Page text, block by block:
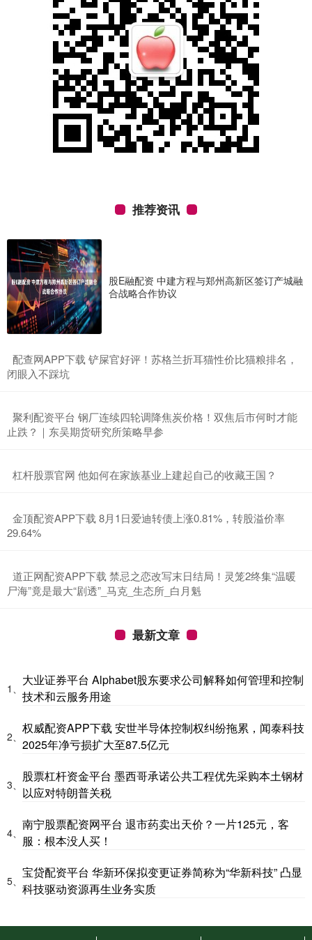
推荐资讯
股E融配资 中建方程与郑州高新区签订产城融
合战略合作协议
​配查网APP下载 铲屎官好评！苏格兰折耳猫性价比猫粮排名，
闭眼入不踩坑
​聚利配资平台 钢厂连续四轮调降焦炭价格！双焦后市何时才能
止跌？｜东吴期货研究所策略早参
​杠杆股票官网 他如何在家族基业上建起自己的收藏王国？
​金顶配资APP下载 8月1日爱迪转债上涨0.81%，转股溢价率
29.64%
​道正网配资APP下载 禁忌之恋改写末日结局！灵笼2终集“温暖
尸海”竟是最大“剧透”_马克_生态所_白月魁
最新文章
1、
大业证券平台 Alphabet股东要求公司解释如何管理和控制
技术和云服务用途
2、
权威配资APP下载 安世半导体控制权纠纷拖累，闻泰科技
2025年净亏损扩大至87.5亿元
3、
股票杠杆资金平台 墨西哥承诺公共工程优先采购本土钢材
以应对特朗普关税
4、
南宁股票配资网平台 退市药卖出天价？一片125元，客
服：根本没人买！
5、
宝贷配资平台 华新环保拟变更证券简称为“华新科技” 凸显
科技驱动资源再生业务实质